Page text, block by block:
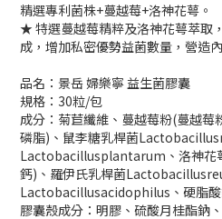
精選專利菌株+蔓越莓+洛神花萼。
★ 特選蔓越莓精粹及洛神花萼萃取
成，增加私密優勢益菌數量，營造
品名：景岳 婦樂寧 益生菌膠囊
規格：30粒/包
成分：菊苣纖維、蔓越莓粉(蔓越莓
磷脂)、鼠李糖乳桿菌
Lactobacillusplantarum、洛神花
鈣)、羅伊氏乳桿菌
Lactobacillusacidophilus、硬脂酸
膠囊殼成分：明膠、硫酸月桂酯鈉